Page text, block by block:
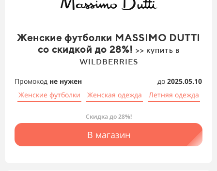
Женские футболки MASSIMO DUTTI
со скидкой до 28%! >> купить в
WILDBERRIES
Промокод не нужен до 2025.05.10
Женские футболки
Женская одежда Летняя одежда
Скидка до 28%!
В магазин